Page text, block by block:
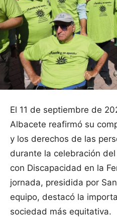
El 11 de septiembre de
Albacete reafirmó su
y los derechos de las
durante la celebración
con Discapacidad en la
jornada, presidida por
equipo, destacó la
sociedad más equitativa.